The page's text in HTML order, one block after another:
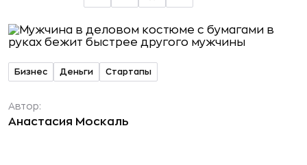
Бизнес Деньги Стартапы
Автор:
Анастасия Москаль